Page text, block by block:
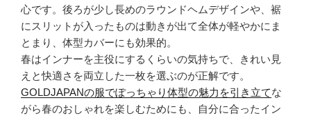
心です。後ろが少し長めのラウンドヘムデザインや、裾
にスリットが入ったものは動きが出て全体が軽やかにま
とまり、体型カバーにも効果的。
春はインナーを主役にするくらいの気持ちで、きれい見
えと快適さを両立した一枚を選ぶのが正解です。
GOLDJAPANの服でぽっちゃり体型の魅力を引き立てな
がら春のおしゃれを楽しむためにも、自分に合ったイン